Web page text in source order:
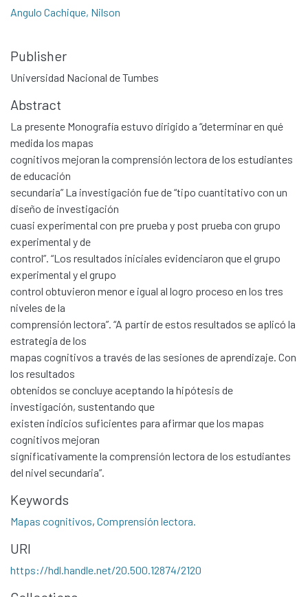
Angulo Cachique, Nilson
Publisher
Universidad Nacional de Tumbes
Abstract
La presente Monografía estuvo dirigido a “determinar en qué
medida los mapas
cognitivos mejoran la comprensión lectora de los estudiantes
de educación
secundaria” La investigación fue de “tipo cuantitativo con un
diseño de investigación
cuasi experimental con pre prueba y post prueba con grupo
experimental y de
control”. “Los resultados iniciales evidenciaron que el grupo
experimental y el grupo
control obtuvieron menor e igual al logro proceso en los tres
niveles de la
comprensión lectora”. “A partir de estos resultados se aplicó la
estrategia de los
mapas cognitivos a través de las sesiones de aprendizaje. Con
los resultados
obtenidos se concluye aceptando la hipótesis de
investigación, sustentando que
existen indicios suficientes para afirmar que los mapas
cognitivos mejoran
significativamente la comprensión lectora de los estudiantes
del nivel secundaria”.
Keywords
Mapas cognitivos, Comprensión lectora.
URI
https://hdl.handle.net/20.500.12874/2120